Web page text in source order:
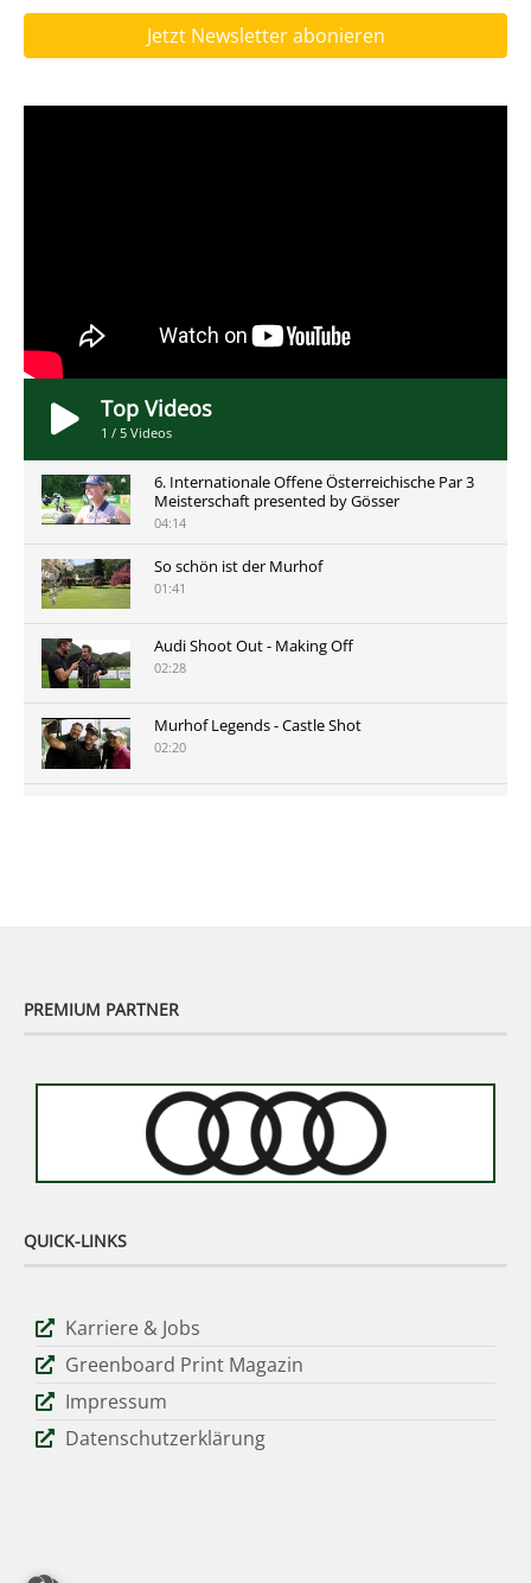
Jetzt Newsletter abonieren
Top Videos
1 / 5 Videos
6. Internationale Offene Österreichische Par 3
Meisterschaft presented by Gösser
04:14
So schön ist der Murhof
01:41
Audi Shoot Out - Making Off
02:28
Murhof Legends - Castle Shot
02:20
PREMIUM PARTNER
QUICK-LINKS
Karriere & Jobs
Greenboard Print Magazin
Impressum
Datenschutzerklärung